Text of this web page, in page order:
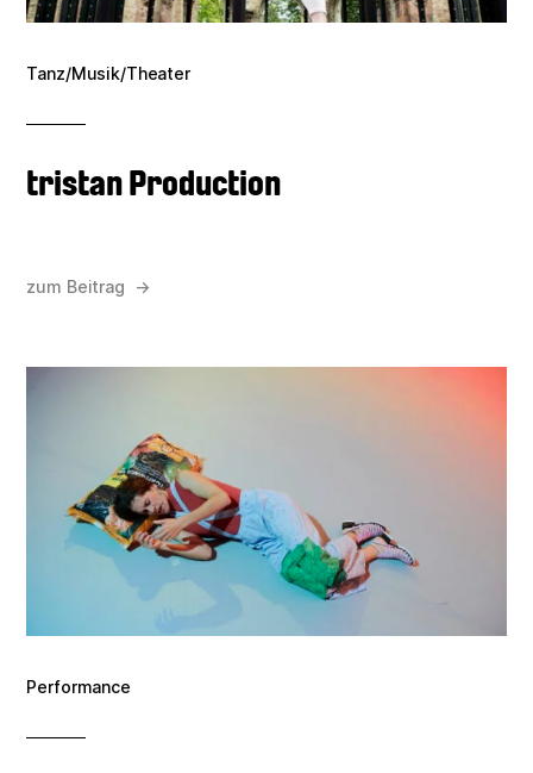
Tanz/Musik/Theater
tristan Production
zum Beitrag →
Performance